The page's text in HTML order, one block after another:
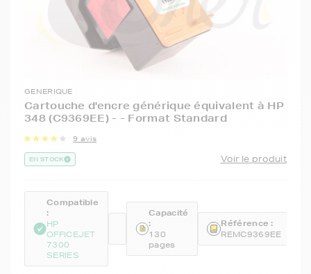
GENERIQUE
Cartouche d'encre générique équivalent à HP
348 (C9369EE) - - Format Standard
9 avis
EN STOCK Voir le produit
Compatible
:
HP
OFFICEJET
7300
SERIES
Capacité
:
130
pages
Référence :
REMC9369EE